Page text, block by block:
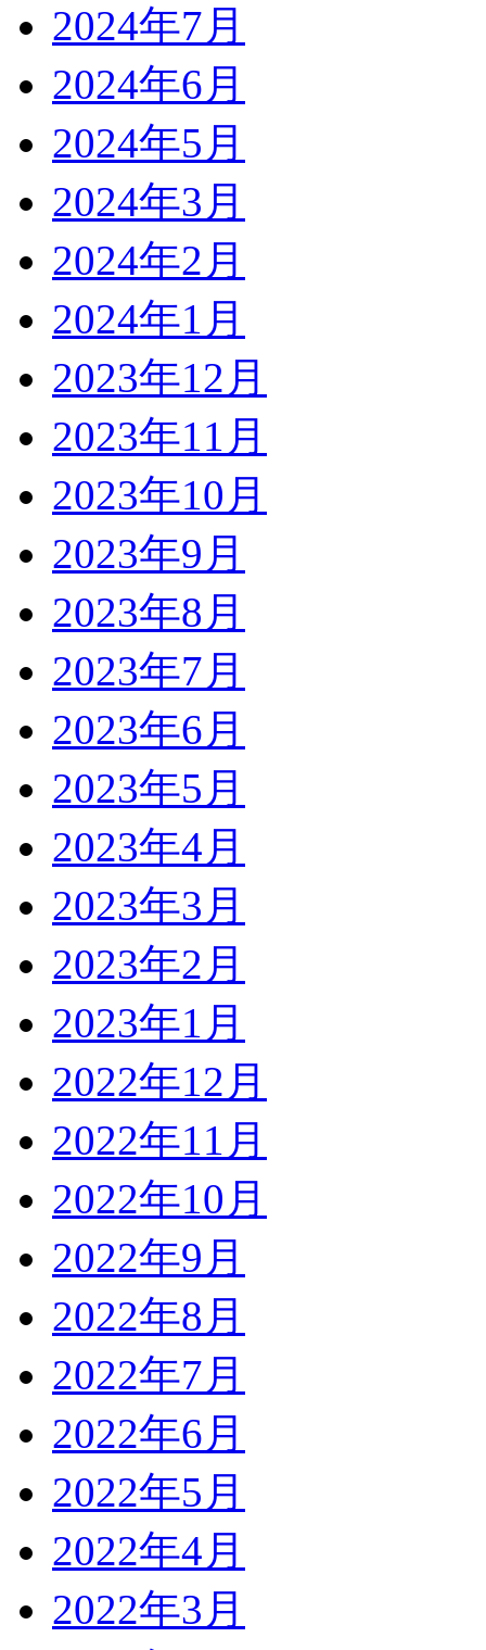
2024年7月
2024年6月
2024年5月
2024年3月
2024年2月
2024年1月
2023年12月
2023年11月
2023年10月
2023年9月
2023年8月
2023年7月
2023年6月
2023年5月
2023年4月
2023年3月
2023年2月
2023年1月
2022年12月
2022年11月
2022年10月
2022年9月
2022年8月
2022年7月
2022年6月
2022年5月
2022年4月
2022年3月